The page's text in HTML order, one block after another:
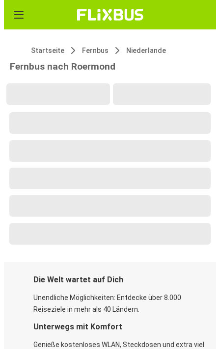
Startseite Fernbus Niederlande
Fernbus nach Roermond
Die Welt wartet auf Dich
Unendliche Möglichkeiten: Entdecke über 8.000
Reiseziele in mehr als 40 Ländern.
Unterwegs mit Komfort
Genieße kostenloses WLAN, Steckdosen und extra viel